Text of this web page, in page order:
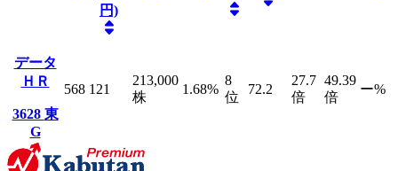
円)
データ
ＨＲ
3628 東
G
568 121
213,000
株
1.68%
8
位
72.2
27.7
倍
49.39
倍
ー%